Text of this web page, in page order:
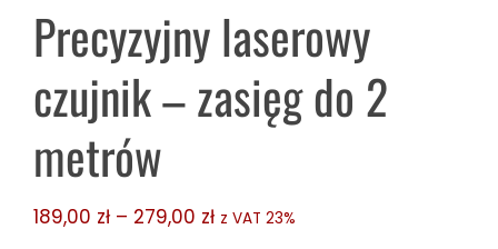
Precyzyjny laserowy
czujnik – zasięg do 2
metrów
189,00 zł – 279,00 złZakres
z VAT 23%